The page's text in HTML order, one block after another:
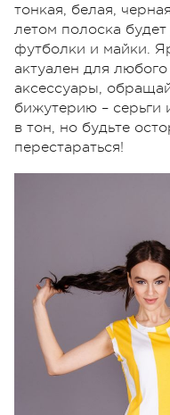
тонкая, белая,
летом полоска
футболки и майки.
актуален для
аксессуары,
бижутерию – серьги
в тон, но будьте
перестараться!